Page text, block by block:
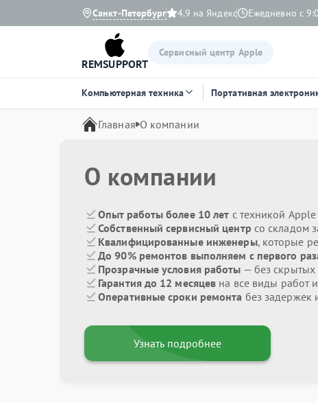
Санкт-Петербург 4.9 на Яндекс Ежедневно с
REMSUPPORT
Сервисный центр Apple
Компьютерная техника Портативная
Главная О компании
О компании
Опыт работы более 10 лет с техникой Apple
Собственный сервисный центр со складом
Квалифицированные инженеры, которые
До 90% ремонтов выполняем с первого
Прозрачные условия работы — без скрытых
Гарантия до 12 месяцев на все виды работ
Оперативные сроки ремонта без задержек
Узнать подробнее